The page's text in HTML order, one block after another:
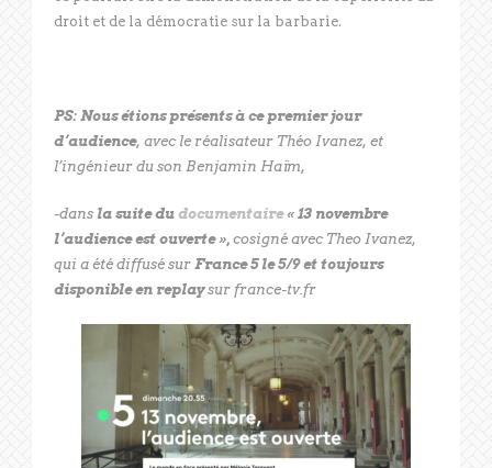
droit et de la démocratie sur la barbarie.
PS: Nous étions présents à ce premier jour
d’audience, avec le réalisateur Théo Ivanez, et
l’ingénieur du son Benjamin Haïm,
-dans la suite du documentaire« 13 novembre
l’audience est ouverte », cosigné avec Theo Ivanez,
qui a été diffusé sur France 5 le 5/9 et toujours
disponible en replaysur france-tv.fr